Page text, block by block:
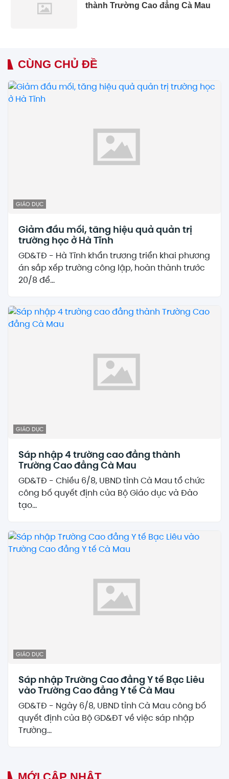
thành Trường Cao đẳng Cà Mau
CÙNG CHỦ ĐỀ
GIÁO DỤC
Giảm đầu mối, tăng hiệu quả quản trị
trường học ở Hà Tĩnh
GD&TĐ - Hà Tĩnh khẩn trương triển khai phương
án sắp xếp trường công lập, hoàn thành trước
20/8 để...
GIÁO DỤC
Sáp nhập 4 trường cao đẳng thành
Trường Cao đẳng Cà Mau
GD&TĐ - Chiều 6/8, UBND tỉnh Cà Mau tổ chức
công bố quyết định của Bộ Giáo dục và Đào
tạo...
GIÁO DỤC
Sáp nhập Trường Cao đẳng Y tế Bạc Liêu
vào Trường Cao đẳng Y tế Cà Mau
GD&TĐ - Ngày 6/8, UBND tỉnh Cà Mau công bố
quyết định của Bộ GD&ĐT về việc sáp nhập
Trường...